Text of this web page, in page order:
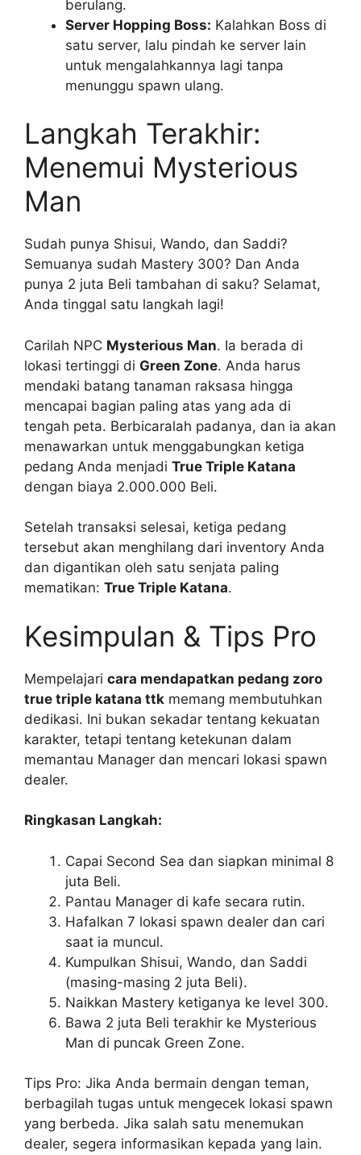
berulang.
Server Hopping Boss: Kalahkan Boss di
satu server, lalu pindah ke server lain
untuk mengalahkannya lagi tanpa
menunggu spawn ulang.
Langkah Terakhir:
Menemui Mysterious
Man
Sudah punya Shisui, Wando, dan Saddi?
Semuanya sudah Mastery 300? Dan Anda
punya 2 juta Beli tambahan di saku? Selamat,
Anda tinggal satu langkah lagi!
Carilah NPC Mysterious Man. Ia berada di
lokasi tertinggi di Green Zone. Anda harus
mendaki batang tanaman raksasa hingga
mencapai bagian paling atas yang ada di
tengah peta. Berbicaralah padanya, dan ia akan
menawarkan untuk menggabungkan ketiga
pedang Anda menjadi True Triple Katana
dengan biaya 2.000.000 Beli.
Setelah transaksi selesai, ketiga pedang
tersebut akan menghilang dari inventory Anda
dan digantikan oleh satu senjata paling
mematikan: True Triple Katana.
Kesimpulan & Tips Pro
Mempelajari cara mendapatkan pedang zoro
true triple katana ttk memang membutuhkan
dedikasi. Ini bukan sekadar tentang kekuatan
karakter, tetapi tentang ketekunan dalam
memantau Manager dan mencari lokasi spawn
dealer.
Ringkasan Langkah:
Capai Second Sea dan siapkan minimal 8
juta Beli.
Pantau Manager di kafe secara rutin.
Hafalkan 7 lokasi spawn dealer dan cari
saat ia muncul.
Kumpulkan Shisui, Wando, dan Saddi
(masing-masing 2 juta Beli).
Naikkan Mastery ketiganya ke level 300.
Bawa 2 juta Beli terakhir ke Mysterious
Man di puncak Green Zone.
Tips Pro: Jika Anda bermain dengan teman,
berbagilah tugas untuk mengecek lokasi spawn
yang berbeda. Jika salah satu menemukan
dealer, segera informasikan kepada yang lain.